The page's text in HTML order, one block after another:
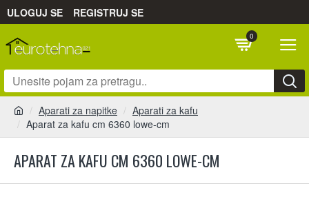
ULOGUJ SE REGISTRUJ SE
0
Aparati za napitke
Aparati za kafu
Aparat za kafu cm 6360 lowe-cm
APARAT ZA KAFU CM 6360 LOWE-CM